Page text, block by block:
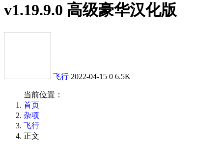
v1.19.9.0 高级豪华汉化版
飞行 2022-04-15 0 6.5K
当前位置：
首页
杂项
飞行
正文